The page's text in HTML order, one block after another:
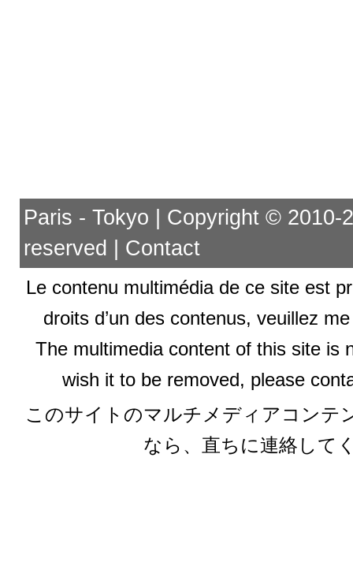
Paris - Tokyo | Copyright ©
reserved | Contact
Le contenu multimédia de ce site est
droits d’un des contenus, veuillez
The multimedia content of this site is
wish it to be removed, please
このサイトのマルチメディアコンテ
なら、直ちに連絡して